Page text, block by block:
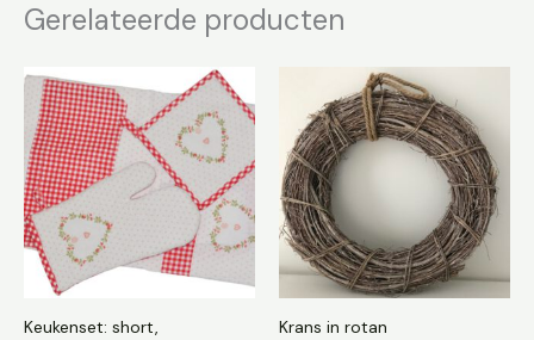
Gerelateerde producten
Keukenset: short,
Krans in rotan